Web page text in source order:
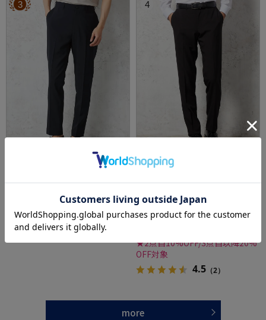
3
【AIRSUIT】裾上げ済みセットアップスラック
ストレッチ通年吸水速乾UVカット春夏
4.0 （1）
4
【ストレッチ】パンツスラックスノータック
ザイン】
価格： 6,589円
24%off
★2点目10%OFF/3点目以降20%
OFF対象
4.5 （2）
more